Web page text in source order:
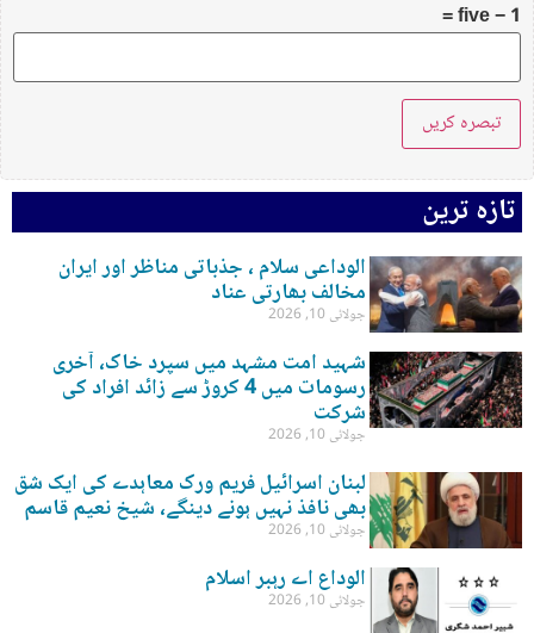
five − 1 =
تازہ ترین
الوداعی سلام ، جذباتی مناظر اور ایران
مخالف بھارتی عناد
جولائی 10, 2026
شہید امت مشہد میں سپرد خاک، آخری
رسومات میں 4 کروڑ سے زائد افراد کی
شرکت
جولائی 10, 2026
لبنان اسرائیل فریم ورک معاہدے کی ایک شق
بھی نافذ نہیں ہونے دینگے، شیخ نعیم قاسم
جولائی 10, 2026
الوداع اے رہبر اسلام
جولائی 10, 2026